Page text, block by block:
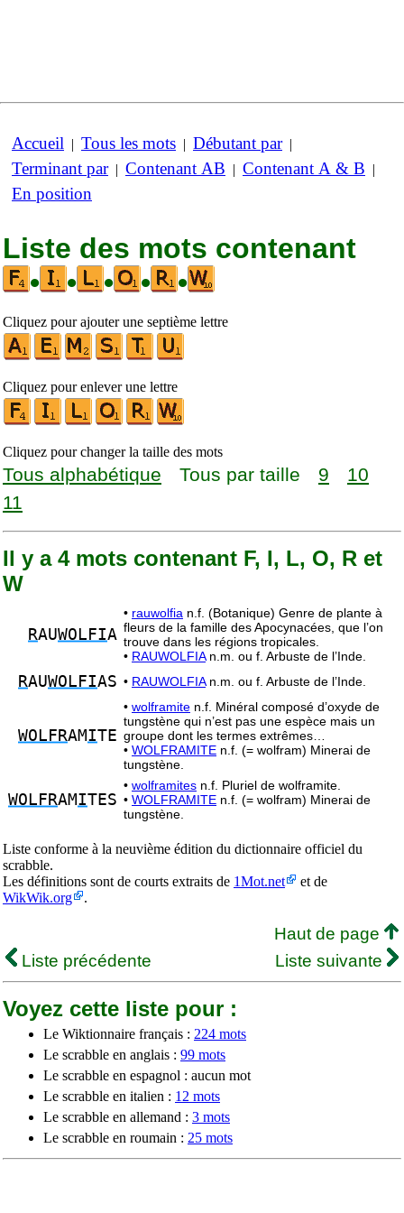
Accueil | Tous les mots | Débutant par|
Terminant par| Contenant AB | Contenant A & B |
En position
Liste des mots contenant
•
• • • •
Cliquez pour ajouter une septième lettre
Cliquez pour enlever une lettre
Cliquez pour changer la taille des mots
Tous alphabétique Tous par taille 9
10
11
Il y a 4 mots contenant F, I, L, O, R et
W
RAUWOLFIA
• rauwolfia n.f. (Botanique) Genre de plante à
fleurs de la famille des Apocynacées, que l’on
trouve dans les régions tropicales.
• RAUWOLFIAn.m. ou f. Arbuste de l’Inde.
RAUWOLFIAS • RAUWOLFIAn.m. ou f. Arbuste de l’Inde.
WOLFRAMITE
• wolframite n.f. Minéral composé d’oxyde de
tungstène qui n’est pas une espèce mais un
groupe dont les termes extrêmes…
• WOLFRAMITE n.f. (= wolfram) Minerai de
tungstène.
WOLFRAMITES
• wolframites n.f. Pluriel de wolframite.
• WOLFRAMITE n.f. (= wolfram) Minerai de
tungstène.
Liste conforme à la neuvième édition du dictionnaire officiel du
scrabble.
Les définitions sont de courts extraits de 1Mot.net
et de
WikWik.org
.
Haut de page
Liste précédente
Liste suivante
Voyez cette liste pour :
Le Wiktionnaire français : 224 mots
Le scrabble en anglais : 99 mots
Le scrabble en espagnol : aucun mot
Le scrabble en italien : 12 mots
Le scrabble en allemand : 3 mots
Le scrabble en roumain : 25 mots